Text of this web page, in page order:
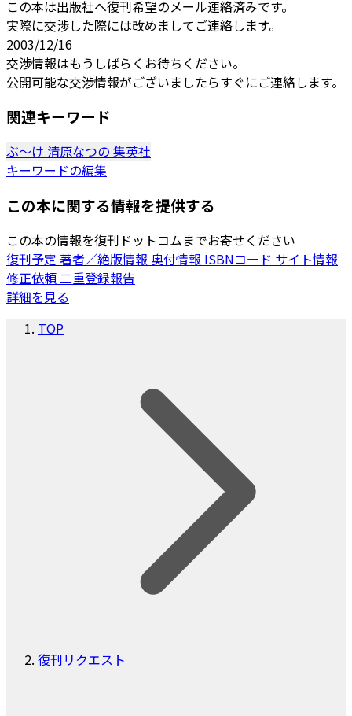
この本は出版社へ復刊希望のメール連絡済みです。
実際に交渉した際には改めましてご連絡します。
2003/12/16
交渉情報はもうしばらくお待ちください。
公開可能な交渉情報がございましたらすぐにご連絡します。
関連キーワード
ぶ～け 清原なつの 集英社
キーワードの編集
この本に関する情報を提供する
この本の情報を復刊ドットコムまでお寄せください
復刊予定 著者／絶版情報 奥付情報 ISBNコード サイト情報
修正依頼 二重登録報告
詳細を見る
TOP
復刊リクエスト